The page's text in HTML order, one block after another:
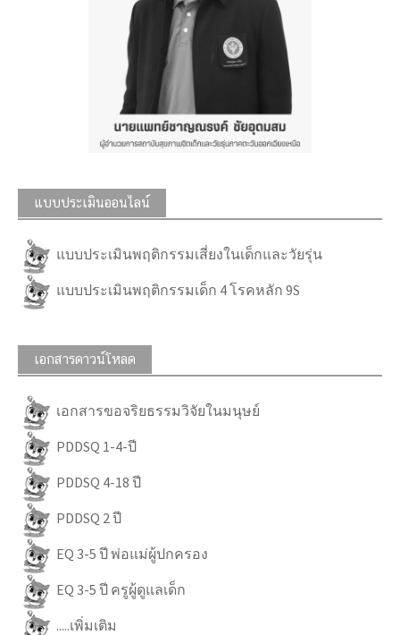
แบบประเมินออนไลน์
แบบประเมินพฤติกรรมเสี่ยงในเด็กและวัยรุ่น
แบบประเมินพฤติกรรมเด็ก 4 โรคหลัก 9S
เอกสารดาวน์โหลด
เอกสารขอจริยธรรมวิจัยในมนุษย์
PDDSQ 1-4-ปี
PDDSQ 4-18 ปี
PDDSQ 2 ปี
EQ 3-5 ปี พ่อแม่ผู้ปกครอง
EQ 3-5 ปี ครูผู้ดูแลเด็ก
.....เพิ่มเติม